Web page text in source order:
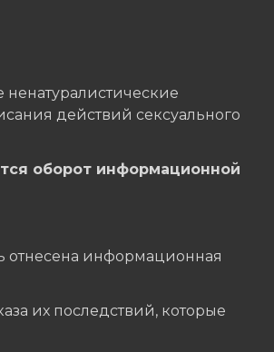
действий сексуального
оборот информационной
отнесена информационная
их последствий, которые